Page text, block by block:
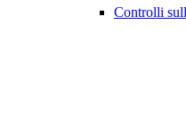
Controlli